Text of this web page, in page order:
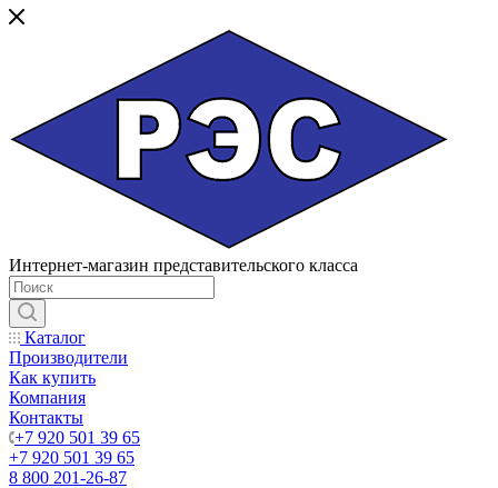
Интернет-магазин представительского класса
Каталог
Производители
Как купить
Компания
Контакты
+7 920 501 39 65
+7 920 501 39 65
8 800 201-26-87